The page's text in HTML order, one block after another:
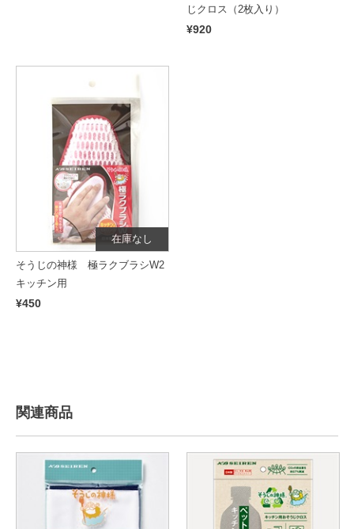
じクロス（2枚入り）
¥920
在庫なし
そうじの神様 極ラクブラシW2
キッチン用
¥450
関連商品